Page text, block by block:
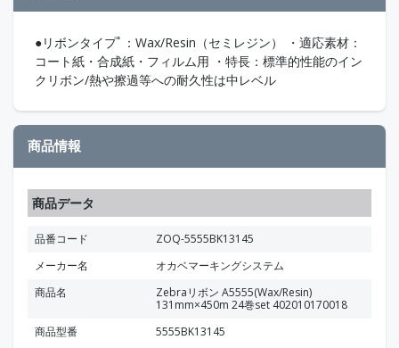
●リボンタイプﾟ：Wax/Resin（セミレジン） ・適応素材：
コート紙・合成紙・フィルム用 ・特長：標準的性能のイン
クリボン/熱や擦過等への耐久性は中レベル
商品情報
商品データ
品番コード
ZOQ-5555BK13145
メーカー名
オカベマーキングシステム
商品名
Zebraリボン A5555(Wax/Resin)
131mm×450m 24巻set 402010170018
商品型番
5555BK13145